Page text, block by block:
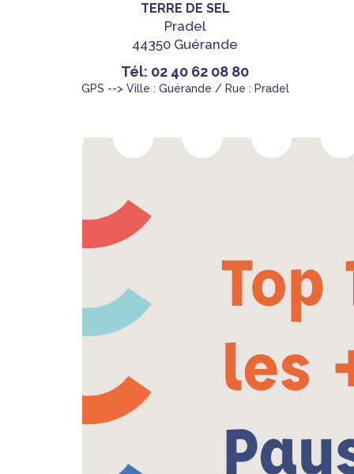
TERRE DE SEL
Pradel
44350 Guérande
Tél: 02 40 62 08 80
GPS --> Ville : Guérande / Rue : Pradel